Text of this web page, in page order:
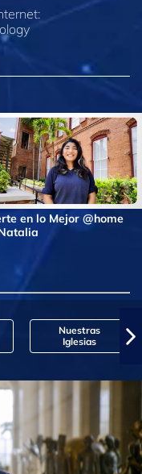
en lo Mejor @home
Nuestras
Iglesias